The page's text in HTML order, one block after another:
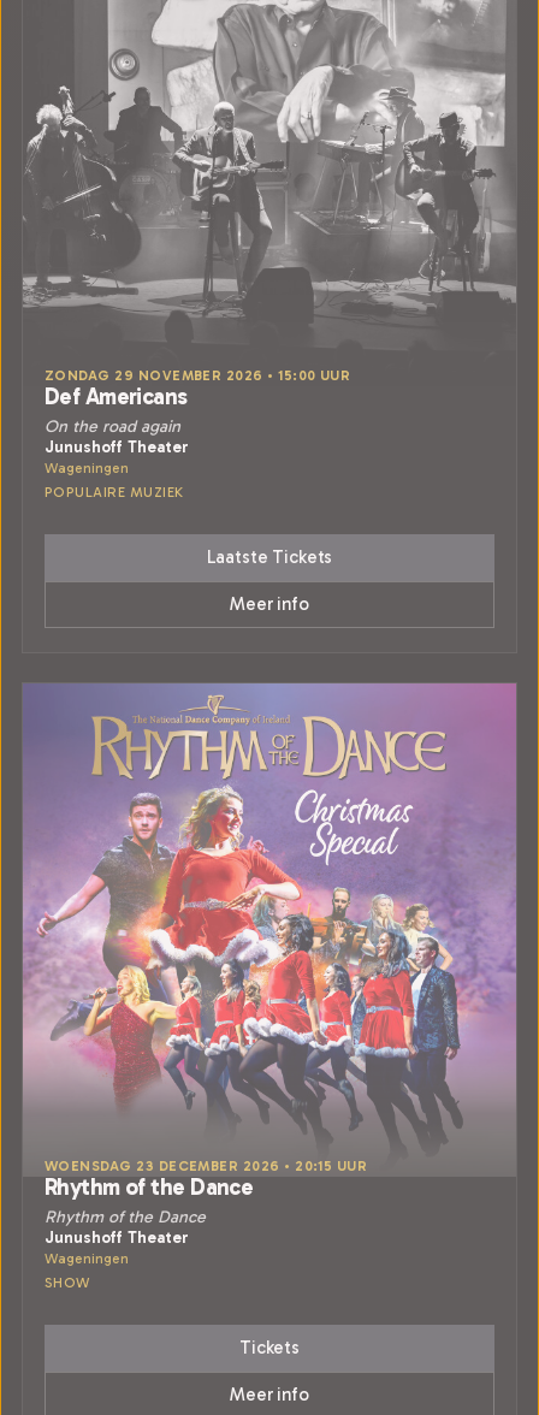
ZONDAG 29 NOVEMBER 2026 • 15:00 UUR
Def Americans
On the road again
Junushoff Theater
Wageningen
POPULAIRE MUZIEK
Laatste Tickets
Meer info
WOENSDAG 23 DECEMBER 2026 • 20:15 UUR
Rhythm of the Dance
Rhythm of the Dance
Junushoff Theater
Wageningen
SHOW
Tickets
Meer info